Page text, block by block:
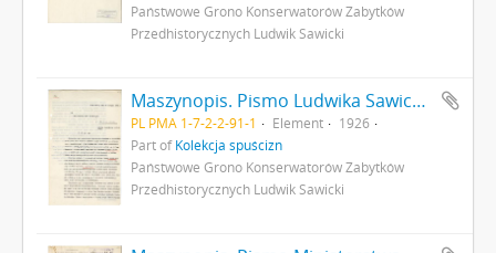
Państwowe Grono Konserwatorów Zabytków
Przedhistorycznych Ludwik Sawicki
Maszynopis. Pismo Ludwika Sawickiego do Ministra Robót Publicznych z dnia 25 sierpnia 1926 r. - podanie o dofinansowanie badań archeologicznych a także opisujące rezultaty dotychczasowych badań archeologicznych w Gródku pow. Równe s. 1
PL PMA 1-7-2-2-91-1 Element
1926
Part ofKolekcja spuścizn
Państwowe Grono Konserwatorów Zabytków
Przedhistorycznych Ludwik Sawicki